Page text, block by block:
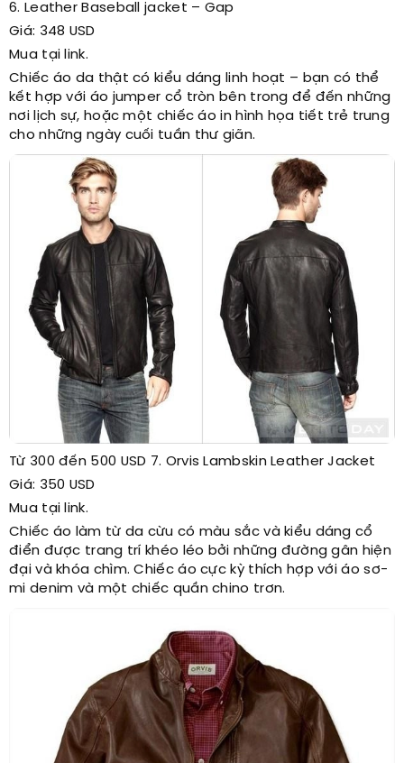
6. Leather Baseball jacket – Gap
Giá: 348 USD
Mua tại link.
Chiếc áo da thật có kiểu dáng linh hoạt – bạn có thể
kết hợp với áo jumper cổ tròn bên trong để đến những
nơi lịch sự, hoặc một chiếc áo in hình họa tiết trẻ trung
cho những ngày cuối tuần thư giãn.
Từ 300 đến 500 USD 7. Orvis Lambskin Leather Jacket
Giá: 350 USD
Mua tại link.
Chiếc áo làm từ da cừu có màu sắc và kiểu dáng cổ
điển được trang trí khéo léo bởi những đường gân hiện
đại và khóa chìm. Chiếc áo cực kỳ thích hợp với áo sơ-
mi denim và một chiếc quần chino trơn.